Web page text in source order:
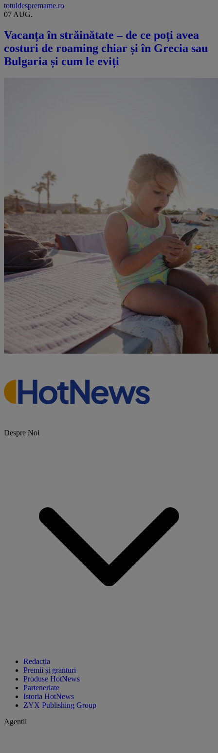
totuldespremame.ro
07 AUG.
Vacanța în străinătate – de ce poți avea
costuri de roaming chiar și în Grecia sau
Bulgaria și cum le eviți
Despre Noi
Redacția
Premii și granturi
Produse HotNews
Parteneriate
Istoria HotNews
ZYX Publishing Group
Agentii